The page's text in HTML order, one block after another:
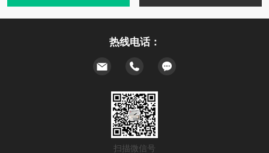
热线电话：
扫描微信号